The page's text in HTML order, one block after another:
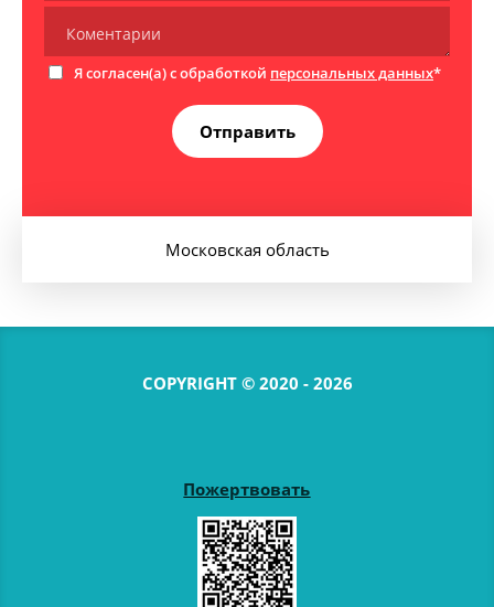
Я согласен(а) с обработкой персональных данных*
Отправить
Московская область
COPYRIGHT © 2020 - 2026
Пожертвовать